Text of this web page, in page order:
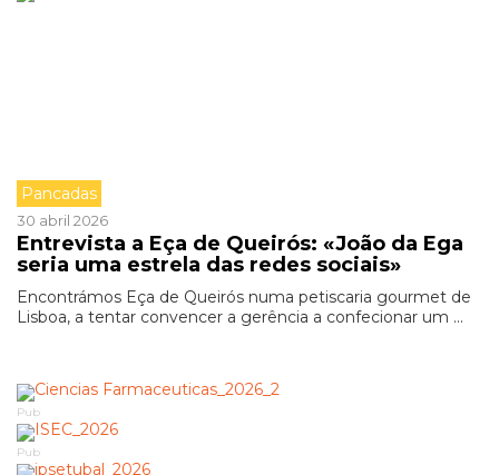
Pancadas
30 abril 2026
Entrevista a Eça de Queirós: «João da Ega
seria uma estrela das redes sociais»
Encontrámos Eça de Queirós numa petiscaria gourmet de
Lisboa, a tentar convencer a gerência a confecionar um ...
Pub
Pub